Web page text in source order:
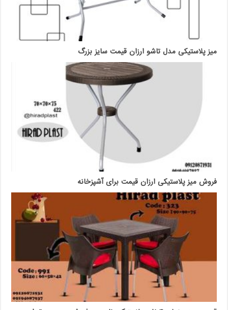
میز پلاستیکی مدل تاشو ارزان قیمت سایز بزرگ
فروش میز پلاستیکی ارزان قیمت برای آشپزخانه